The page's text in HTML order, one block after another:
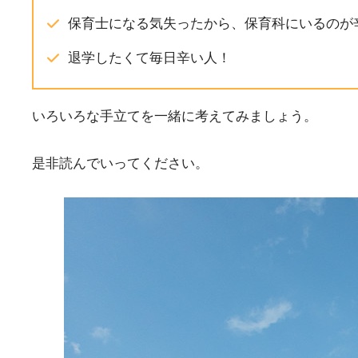
保育士になる気失ったから、保育科にいるのが
退学したくて毎日辛い人！
いろいろな手立てを一緒に考えてみましょう。
是非読んでいってください。